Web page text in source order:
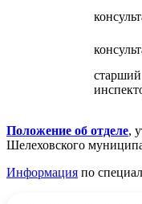
старший
Положение об отделе,
Шелеховского
Информация по